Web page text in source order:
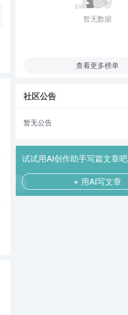
暂无数据
查看更多榜单
社区公告
暂无公告
试试用AI创作助手写篇文章吧
+ 用AI写文章